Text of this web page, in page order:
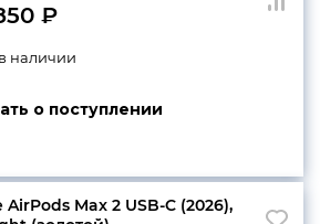
₽
наличии
о поступлении
AirPods Max 2 USB-C (2026),